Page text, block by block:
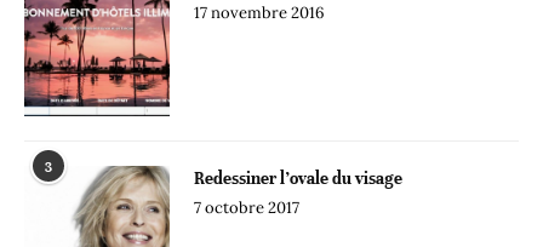
17 novembre 2016
3
Redessiner l’ovale du visage
7 octobre 2017